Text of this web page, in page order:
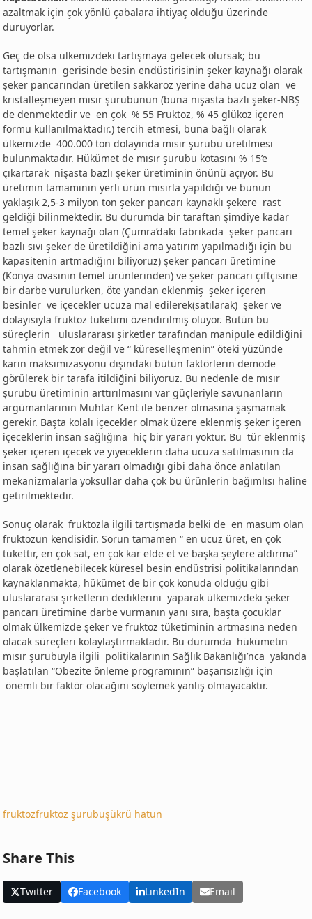
azaltmak için çok yönlü çabalara ihtiyaç olduğu üzerinde
duruyorlar.
Geç de olsa ülkemizdeki tartışmaya gelecek olursak; bu
tartışmanın gerisinde besin endüstirisinin şeker kaynağı olarak
şeker pancarından üretilen sakkaroz yerine daha ucuz olan ve
kristalleşmeyen mısır şurubunun (buna nişasta bazlı şeker-NBŞ
de denmektedir ve en çok % 55 Fruktoz, % 45 glükoz içeren
formu kullanılmaktadır.) tercih etmesi, buna bağlı olarak
ülkemizde 400.000 ton dolayında mısır şurubu üretilmesi
bulunmaktadır. Hükümet de mısır şurubu kotasını % 15’e
çıkartarak nişasta bazlı şeker üretiminin önünü açıyor. Bu
üretimin tamamının yerli ürün mısırla yapıldığı ve bunun
yaklaşık 2,5-3 milyon ton şeker pancarı kaynaklı şekere rast
geldiği bilinmektedir. Bu durumda bir taraftan şimdiye kadar
temel şeker kaynağı olan (Çumra’daki fabrikada şeker pancarı
bazlı sıvı şeker de üretildiğini ama yatırım yapılmadığı için bu
kapasitenin artmadığını biliyoruz) şeker pancarı üretimine
(Konya ovasının temel ürünlerinden) ve şeker pancarı çiftçisine
bir darbe vurulurken, öte yandan eklenmiş şeker içeren
besinler ve içecekler ucuza mal edilerek(satılarak) şeker ve
dolayısıyla fruktoz tüketimi özendirilmiş oluyor. Bütün bu
süreçlerin uluslararası şirketler tarafından manipule edildiğini
tahmin etmek zor değil ve “ küreselleşmenin” öteki yüzünde
karın maksimizasyonu dışındaki bütün faktörlerin demode
görülerek bir tarafa itildiğini biliyoruz. Bu nedenle de mısır
şurubu üretiminin arttırılmasını var güçleriyle savunanların
argümanlarının Muhtar Kent ile benzer olmasına şaşmamak
gerekir. Başta kolalı içecekler olmak üzere eklenmiş şeker içeren
içeceklerin insan sağlığına hiç bir yararı yoktur. Bu tür eklenmiş
şeker içeren içecek ve yiyeceklerin daha ucuza satılmasının da
insan sağlığına bir yararı olmadığı gibi daha önce anlatılan
mekanizmalarla yoksullar daha çok bu ürünlerin bağımlısı haline
getirilmektedir.
Sonuç olarak fruktozla ilgili tartışmada belki de en masum olan
fruktozun kendisidir. Sorun tamamen “ en ucuz üret, en çok
tükettir, en çok sat, en çok kar elde et ve başka şeylere aldırma”
olarak özetlenebilecek küresel besin endüstrisi politikalarından
kaynaklanmakta, hükümet de bir çok konuda olduğu gibi
uluslararası şirketlerin dediklerini yaparak ülkemizdeki şeker
pancarı üretimine darbe vurmanın yanı sıra, başta çocuklar
olmak ülkemizde şeker ve fruktoz tüketiminin artmasına neden
olacak süreçleri kolaylaştırmaktadır. Bu durumda hükümetin
mısır şurubuyla ilgili politikalarının Sağlık Bakanlığı’nca yakında
başlatılan “Obezite önleme programının” başarısızlığı için
önemli bir faktör olacağını söylemek yanlış olmayacaktır.
fruktozfruktoz şurubuşükrü hatun
Share This
Twitter Facebook LinkedIn Email